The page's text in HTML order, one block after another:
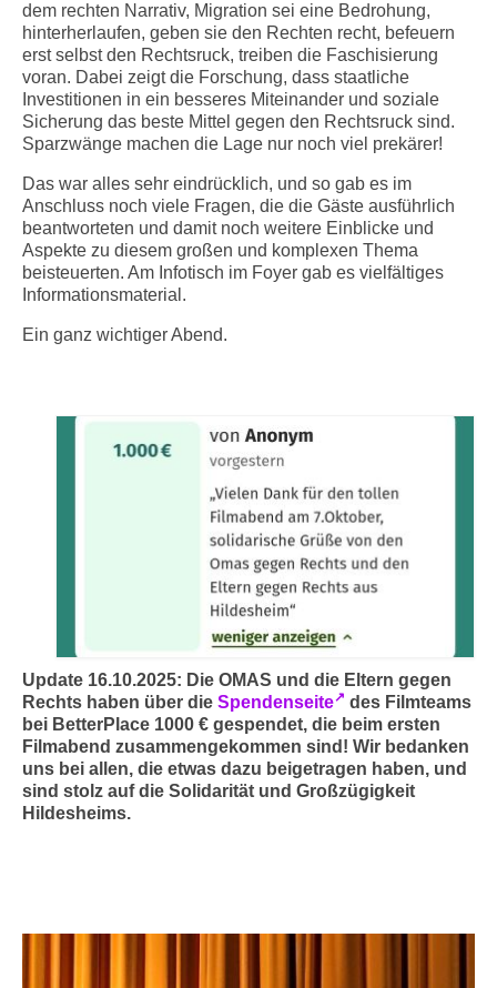
dem rechten Narrativ, Migration sei eine Bedrohung,
hinterherlaufen, geben sie den Rechten recht, befeuern
erst selbst den Rechtsruck, treiben die Faschisierung
voran. Dabei zeigt die Forschung, dass staatliche
Investitionen in ein besseres Miteinander und soziale
Sicherung das beste Mittel gegen den Rechtsruck sind.
Sparzwänge machen die Lage nur noch viel prekärer!
Das war alles sehr eindrücklich, und so gab es im
Anschluss noch viele Fragen, die die Gäste ausführlich
beantworteten und damit noch weitere Einblicke und
Aspekte zu diesem großen und komplexen Thema
beisteuerten. Am Infotisch im Foyer gab es vielfältiges
Informationsmaterial.
Ein ganz wichtiger Abend.
Update 16.10.2025: Die OMAS und die Eltern gegen
Rechts haben über die Spendenseite
des Filmteams
bei BetterPlace 1000 € gespendet, die beim ersten
Filmabend zusammengekommen sind! Wir bedanken
uns bei allen, die etwas dazu beigetragen haben, und
sind stolz auf die Solidarität und Großzügigkeit
Hildesheims.